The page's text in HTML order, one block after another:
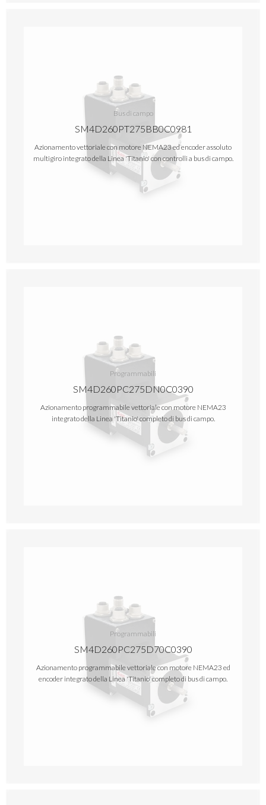
Bus di campo
SM4D260PT275BB0C0981
Azionamento vettoriale con motore NEMA23 ed encoder assoluto
multigiro integrato della Linea 'Titanio' con controlli a bus di campo.
Programmabili
SM4D260PC275DN0C0390
Azionamento programmabile vettoriale con motore NEMA23
integrato della Linea 'Titanio' completo di bus di campo.
Programmabili
SM4D260PC275D70C0390
Azionamento programmabile vettoriale con motore NEMA23 ed
encoder integrato della Linea 'Titanio' completo di bus di campo.